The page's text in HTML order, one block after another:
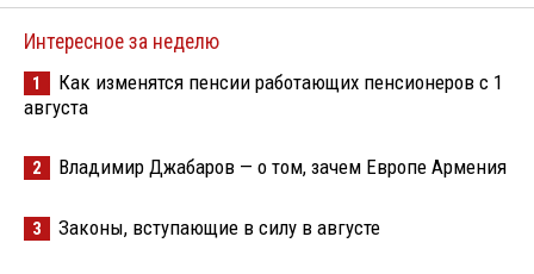
Интересное за неделю
1
Как изменятся пенсии работающих пенсионеров с 1
августа
2 Владимир Джабаров — о том, зачем Европе Армения
3 Законы, вступающие в силу в августе